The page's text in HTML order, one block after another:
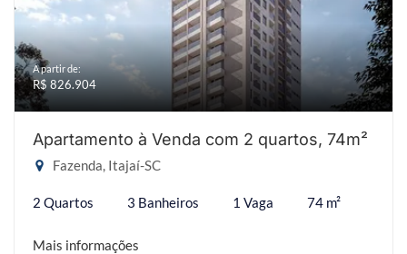
A partir de:
R$ 826.904
Apartamento à Venda com 2 quartos, 74m²
Fazenda, Itajaí-SC
2 Quartos 3 Banheiros 1 Vaga 74 m²
Mais informações